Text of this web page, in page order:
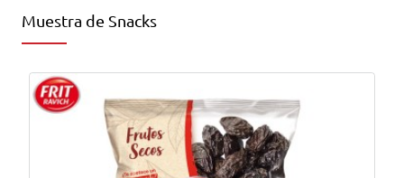
Muestra de Snacks